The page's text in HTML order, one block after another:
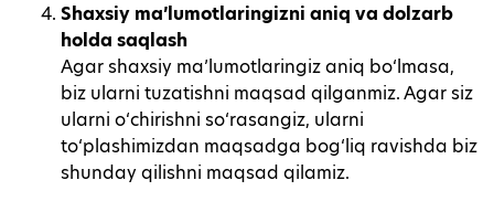
Shaxsiy ma’lumotlaringizni aniq va dolzarb
holda saqlash
Agar shaxsiy ma’lumotlaringiz aniq bo‘lmasa,
biz ularni tuzatishni maqsad qilganmiz. Agar siz
ularni o‘chirishni so‘rasangiz, ularni
to‘plashimizdan maqsadga bog‘liq ravishda biz
shunday qilishni maqsad qilamiz.